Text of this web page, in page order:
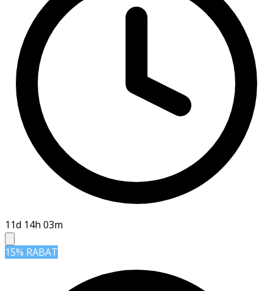
11d 14h 03m
15% RABAT